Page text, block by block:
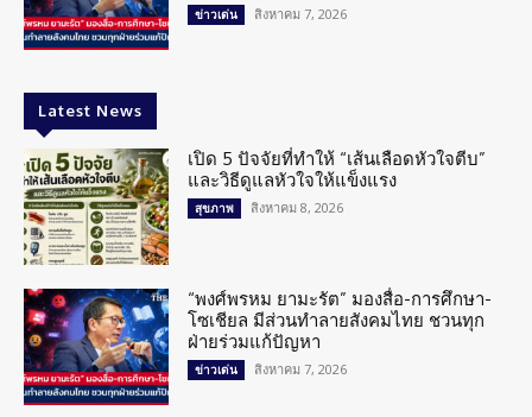
ข่าวเด่น สิงหาคม 7, 2026
Latest News
เปิด 5 ปัจจัยที่ทำให้ “เส้นเลือดหัวใจตีบ”
และวิธีดูแลหัวใจให้แข็งแรง
สุขภาพ สิงหาคม 8, 2026
“พงศ์พรหม ยามะรัต” มองสื่อ-การศึกษา-
โซเชียล มีส่วนทำลายสังคมไทย ชวนทุก
ฝ่ายร่วมแก้ปัญหา
ข่าวเด่น สิงหาคม 7, 2026